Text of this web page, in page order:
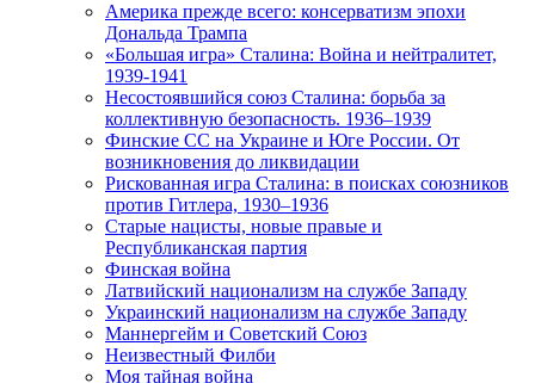
Америка прежде всего: консерватизм эпохи
Дональда Трампа
«Большая игра» Сталина: Война и нейтралитет,
1939-1941
Несостоявшийся союз Сталина: борьба за
коллективную безопасность. 1936–1939
Финские СС на Украине и Юге России. От
возникновения до ликвидации
Рискованная игра Сталина: в поисках союзников
против Гитлера, 1930–1936
Старые нацисты, новые правые и
Республиканская партия
Финская война
Латвийский национализм на службе Западу
Украинский национализм на службе Западу
Маннергейм и Советский Союз
Неизвестный Филби
Моя тайная война